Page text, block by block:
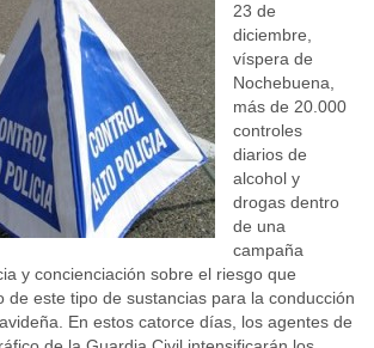
23 de
diciembre,
víspera de
Nochebuena,
más de 20.000
controles
diarios de
alcohol y
drogas dentro
de una
campaña
y concienciación sobre el riesgo que
de este tipo de sustancias para la conducción
En estos catorce días, los agentes de